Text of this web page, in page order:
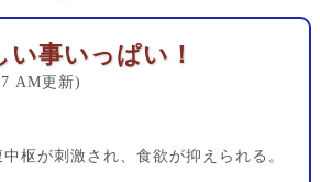
事いっぱい！
AM更新)
枢が刺激され、食欲が抑えられる。